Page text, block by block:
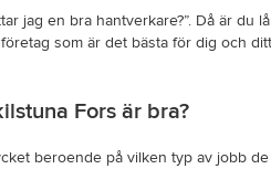
jag en bra hantverkare?”. Då är
som är det bästa för dig och
Fors är bra?
beroende på vilken typ av jobb